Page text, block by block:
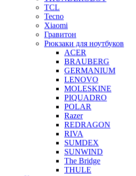
TCL
Tecno
Xiaomi
Гравитон
Рюкзаки для ноутбуков
ACER
BRAUBERG
GERMANIUM
LENOVO
MOLESKINE
PIQUADRO
POLAR
Razer
REDRAGON
RIVA
SUMDEX
SUNWIND
The Bridge
THULE